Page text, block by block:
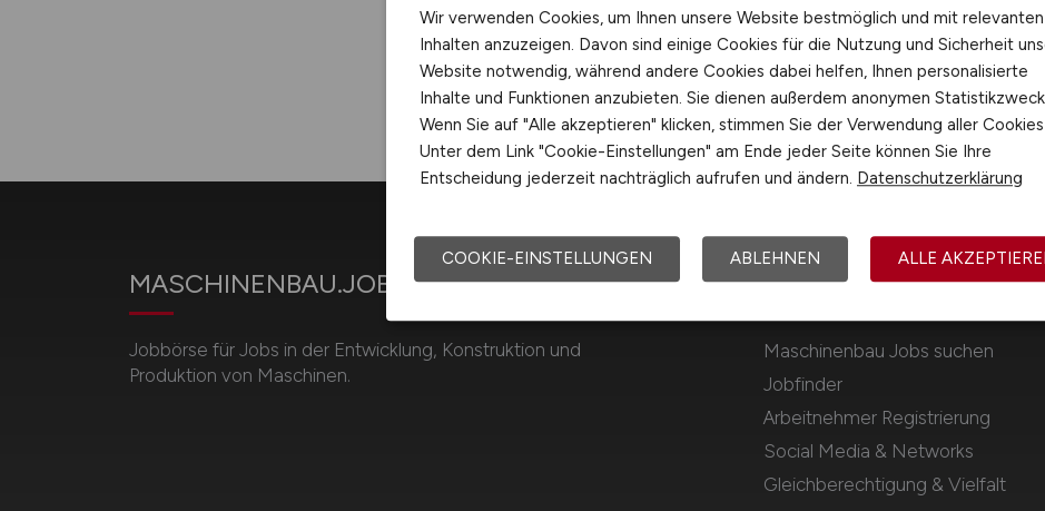
MASCHINENBAU.JOBS
Jobbörse für Jobs in der Entwicklung, Konstruktion und
Produktion von Maschinen.
Für Arbeitnehmer
Maschinenbau Jobs suchen
Jobfinder
Arbeitnehmer Registrierung
Social Media & Networks
Gleichberechtigung & Vielfalt
Wir verwenden Cookies, um Ihnen unsere Website bestmöglich und mit relevanten
Inhalten anzuzeigen. Davon sind einige Cookies für die Nutzung und Sicherheit
Website notwendig, während andere Cookies dabei helfen, Ihnen personalisierte
Inhalte und Funktionen anzubieten. Sie dienen außerdem anonymen
Wenn Sie auf "Alle akzeptieren" klicken, stimmen Sie der Verwendung aller Cookies
Unter dem Link "Cookie-Einstellungen" am Ende jeder Seite können Sie Ihre
Entscheidung jederzeit nachträglich aufrufen und ändern. Datenschutzerklärung
COOKIE-EINSTELLUNGEN ABLEHNEN ALLE